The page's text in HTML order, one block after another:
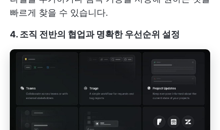
빠르게 찾을 수 있습니다.
4. 조직 전반의 협업과 명확한 우선순위 설정